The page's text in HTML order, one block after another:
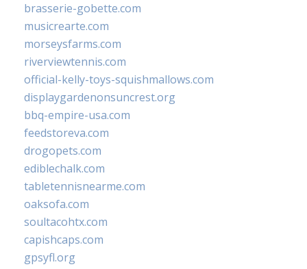
brasserie-gobette.com
musicrearte.com
morseysfarms.com
riverviewtennis.com
official-kelly-toys-squishmallows.com
displaygardenonsuncrest.org
bbq-empire-usa.com
feedstoreva.com
drogopets.com
ediblechalk.com
tabletennisnearme.com
oaksofa.com
soultacohtx.com
capishcaps.com
gpsyfl.org